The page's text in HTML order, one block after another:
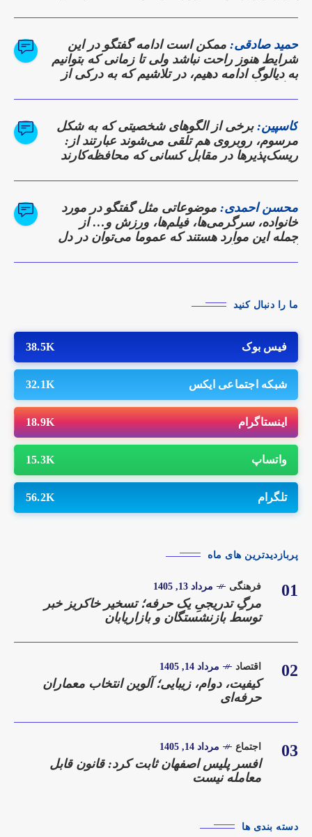
دستاوردها بود، بلکه وعده‌ای برای بازگشت
ذوب‌آهن به روزهای اوج تولید و سودآوری به
شمار می‌رفت. […]
حمید صادقی: ممکن است ادامه گفتگو در این
شرایط هنوز راحت نباشد ولی تا زمانی که بتوانیم
به دیالوگ ادامه دهیم، در تلاشیم که به درکی از
کاسپین:برخی از الگوهای شخصیتی که به شکل
مرسوم، روبروی هم تلقی می‌شوند عبارتند از:
ریسک‌پذیرها در مقابل کسانی که محافظه‌کارند
محسن احمدی: موضوعاتی مثل گفتگو در مورد
خانواده، سرگرمی‌ها، فیلم‌ها، ورزش و… از
جمله این موارد هستند که عموما می‌توان در دل
ما را دنبال کنید
فیس بوک 38.5K
شبکه اجتماعی ایکس 32.1K
اینستاگرام 18.9K
واتساپ 15.3K
تلگرام 56.2K
پربازدیدترین های ماه
01 فرهنگی مرداد 13, 1405
مرگِ تدریجیِ یک حرفه؛ تسخیر خاکریز خبر
توسط بازنشستگان و بازاریابان
02 اقتصاد مرداد 14, 1405
کیفیت، دوام، زیبایی؛ آلوین انتخاب معماران
حرفه‌ای
03 اجتماع مرداد 14, 1405
افسر پلیس اصفهان ثابت کرد: قانون قابل
معامله نیست
دسته بندی ها